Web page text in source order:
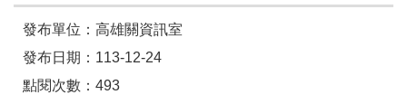
發布單位：高雄關資訊室
發布日期：113-12-24
點閱次數：493